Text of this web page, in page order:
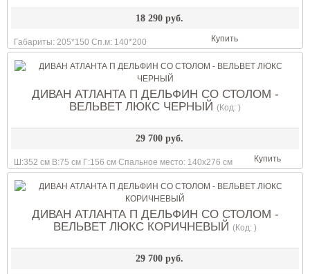
18 290 руб.
Габариты: 205*150 Сп.м: 140*200 Купить
ДИВАН АТЛАНТА П ДЕЛЬФИН СО СТОЛОМ -
ВЕЛЬВЕТ ЛЮКС ЧЕРНЫЙ (Код: )
29 700 руб.
Ш:352 см В:75 см Г:156 см Спальное место: 140х276 см Купить
ДИВАН АТЛАНТА П ДЕЛЬФИН СО СТОЛОМ -
ВЕЛЬВЕТ ЛЮКС КОРИЧНЕВЫЙ (Код: )
29 700 руб.